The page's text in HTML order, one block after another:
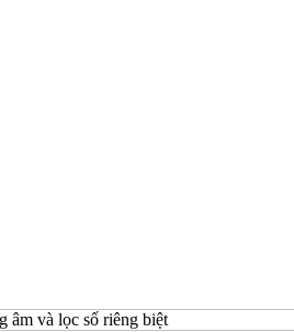
âm và lọc số riêng biệt